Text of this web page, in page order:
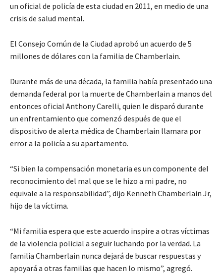
un oficial de policía de esta ciudad en 2011, en medio de una
crisis de salud mental.
El Consejo Común de la Ciudad aprobó un acuerdo de 5
millones de dólares con la familia de Chamberlain.
Durante más de una década, la familia había presentado una
demanda federal por la muerte de Chamberlain a manos del
entonces oficial Anthony Carelli, quien le disparó durante
un enfrentamiento que comenzó después de que el
dispositivo de alerta médica de Chamberlain llamara por
error a la policía a su apartamento.
“Si bien la compensación monetaria es un componente del
reconocimiento del mal que se le hizo a mi padre, no
equivale a la responsabilidad”, dijo Kenneth Chamberlain Jr,
hijo de la víctima.
“Mi familia espera que este acuerdo inspire a otras víctimas
de la violencia policial a seguir luchando por la verdad. La
familia Chamberlain nunca dejará de buscar respuestas y
apoyará a otras familias que hacen lo mismo”, agregó.